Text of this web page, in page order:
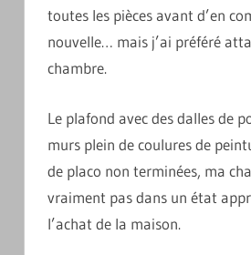
toutes les pièces avant d’en
nouvelle… mais j’ai préféré
chambre.
Le plafond avec des dalles de
murs plein de coulures de
de placo non terminées, ma
vraiment pas dans un état
l’achat de la maison.